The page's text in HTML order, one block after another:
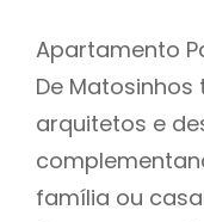
Apartamento
De
arquitetos e
família ou